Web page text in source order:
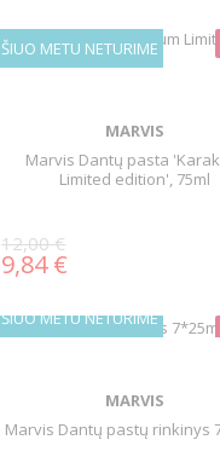
ŠIUO METU NETURIME
MARVIS
Marvis Dantų pasta
Limited edition', 75ml
12,00 €
9,84 €
ŠIUO METU NETURIME
MARVIS
Marvis Dantų pastų rinkinys